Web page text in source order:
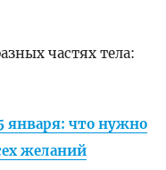
частях тела:
января: что нужно
желаний